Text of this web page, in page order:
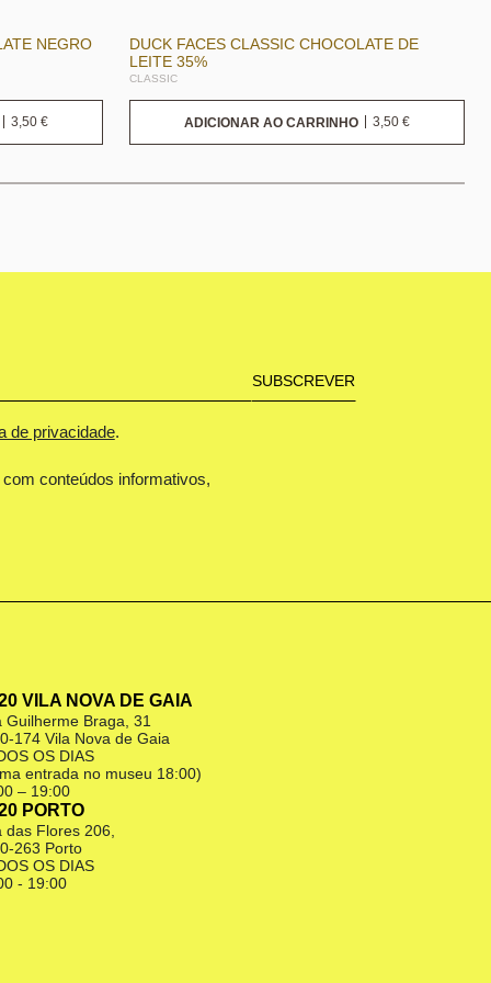
NEGRO
3,50 €
DUCK FACES CLASSIC CHOCOLATE DE
LEITE 35%
CLASSIC
ADICIONAR AO CARRINHO 3,50 €
de privacidade.
conteúdos informativos,
VILA NOVA DE GAIA
Guilherme Braga, 31
174 Vila Nova de Gaia
OS DIAS
entrada no museu 18:00)
– 19:00
PORTO
das Flores 206,
263 Porto
OS DIAS
- 19:00